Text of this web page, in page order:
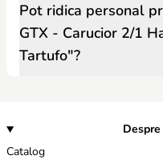
Pot ridica personal
GTX - Carucior 2/1
Tartufo"?
Catalog